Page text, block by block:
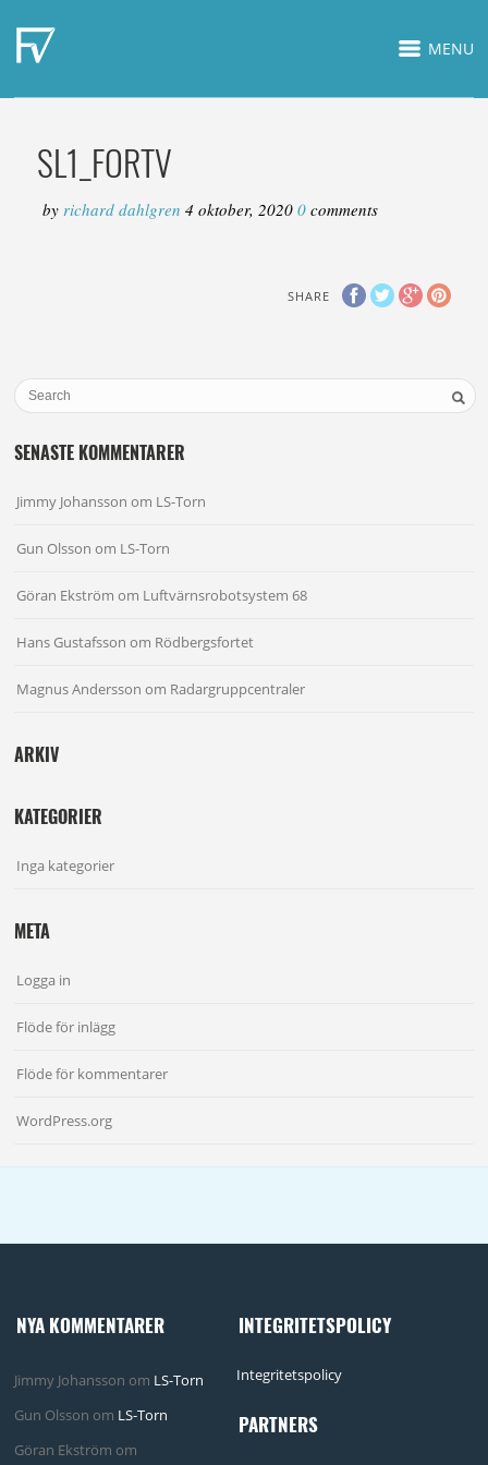
MENU
SL1_FORTV
byrichard dahlgren4 oktober, 2020 0comments
SHARE
SENASTE KOMMENTARER
Jimmy Johansson om LS-Torn
Gun Olsson om LS-Torn
Göran Ekström om Luftvärnsrobotsystem 68
Hans Gustafsson om Rödbergsfortet
Magnus Andersson om Radargruppcentraler
ARKIV
KATEGORIER
Inga kategorier
META
Logga in
Flöde för inlägg
Flöde för kommentarer
WordPress.org
NYA KOMMENTARER
Jimmy Johansson om LS-Torn
Gun Olsson om LS-Torn
Göran Ekström om
INTEGRITETSPOLICY
Integritetspolicy
PARTNERS